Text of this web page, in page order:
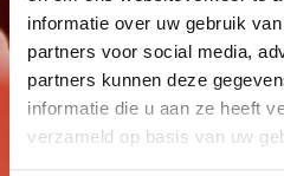
informatie over uw gebruik
partners voor social media,
partners kunnen deze
informatie die u aan ze heeft
verzameld op basis van uw
EVOLUTION
ST8MENT
SPINNERS
KNALLERS
CRACKLING
Rotterdam bij
Videocorner. Wij zijn als
bij devuurwerkwinkel.nl. Al
vuurwerk verkooppunten in
Vuurwerkwinkel Schiedam
vuurwerkdealer voor de